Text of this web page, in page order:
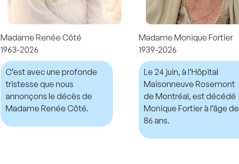
Madame Renée Côté
1963-2026
C’est avec une profonde
tristesse que nous
annonçons le décès de
Madame Renée Côté.
Madame Monique Fortier
1939-2026
Le 24 juin, à l’Hôpital
Maisonneuve Rosemont
de Montréal, est décédé
Monique Fortier à l’âge de
86 ans.